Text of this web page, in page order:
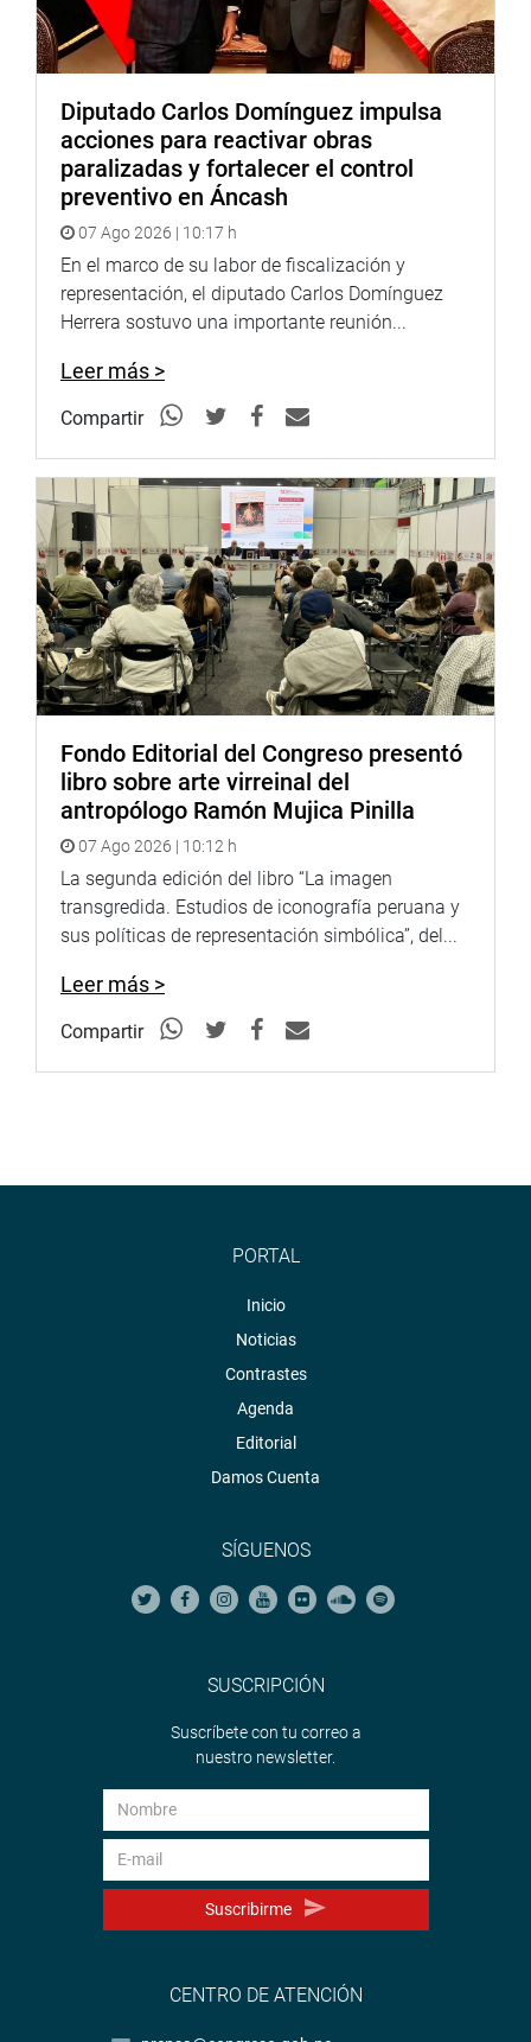
Wilson Soto recordó que esta solicitud se sustenta en el
artículo 96° de la Constitución y en el Reglamento del
Congreso, en su labor de fiscalización en defensa de los
derechos de la ciudadanía.
“Un aeropuerto moderno no solo se mide por su
infraestructura, sino por la calidad y eficiencia de los
servicios que brinda. El Estado no puede fallar en algo tan
sensible como el control migratorio”, finalizó el
congresista.
Diputado Carlos Domínguez impulsa
acciones para reactivar obras
paralizadas y fortalecer el control
preventivo en Áncash
07 Ago 2026 | 10:17 h
En el marco de su labor de fiscalización y
representación, el diputado Carlos Domínguez
Herrera sostuvo una importante reunión...
Leer más >
Compartir
Fondo Editorial del Congreso presentó
libro sobre arte virreinal del
antropólogo Ramón Mujica Pinilla
07 Ago 2026 | 10:12 h
La segunda edición del libro “La imagen
transgredida. Estudios de iconografía peruana y
sus políticas de representación simbólica”, del...
Leer más >
Compartir
PORTAL
Inicio
Noticias
Contrastes
Agenda
Editorial
Damos Cuenta
SÍGUENOS
SUSCRIPCIÓN
Suscríbete con tu correo a
nuestro newsletter.
Suscribirme
CENTRO DE ATENCIÓN